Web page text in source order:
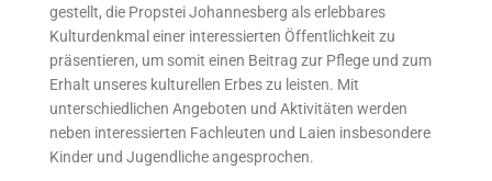
gestellt, die Propstei Johannesberg als erlebbares
Kulturdenkmal einer interessierten Öffentlichkeit zu
präsentieren, um somit einen Beitrag zur Pflege und zum
Erhalt unseres kulturellen Erbes zu leisten. Mit
unterschiedlichen Angeboten und Aktivitäten werden
neben interessierten Fachleuten und Laien insbesondere
Kinder und Jugendliche angesprochen.